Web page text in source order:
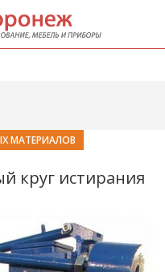
МАТЕРИАЛОВ
круг истирания